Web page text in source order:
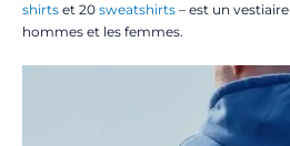
shirts et 20 sweatshirts – est un
hommes et les femmes.